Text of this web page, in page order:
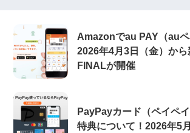
Amazonでau PAY（auペ
2026年4月3日（金）か
FINALが開催
PayPayカード（ペイペ
特典について！2026年5